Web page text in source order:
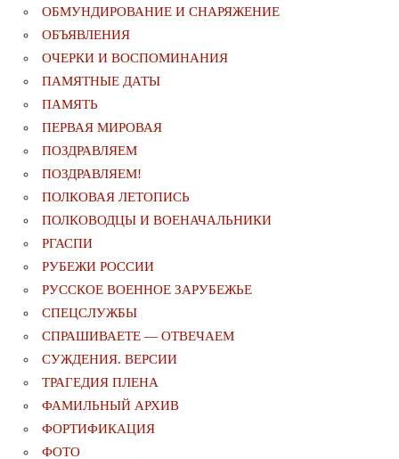
ОБМУНДИРОВАНИЕ И СНАРЯЖЕНИЕ
ОБЪЯВЛЕНИЯ
ОЧЕРКИ И ВОСПОМИНАНИЯ
ПАМЯТНЫЕ ДАТЫ
ПАМЯТЬ
ПЕРВАЯ МИРОВАЯ
ПОЗДРАВЛЯЕМ
ПОЗДРАВЛЯЕМ!
ПОЛКОВАЯ ЛЕТОПИСЬ
ПОЛКОВОДЦЫ И ВОЕНАЧАЛЬНИКИ
РГАСПИ
РУБЕЖИ РОССИИ
РУССКОЕ ВОЕННОЕ ЗАРУБЕЖЬЕ
СПЕЦСЛУЖБЫ
СПРАШИВАЕТЕ — ОТВЕЧАЕМ
СУЖДЕНИЯ. ВЕРСИИ
ТРАГЕДИЯ ПЛЕНА
ФАМИЛЬНЫЙ АРХИВ
ФОРТИФИКАЦИЯ
ФОТО